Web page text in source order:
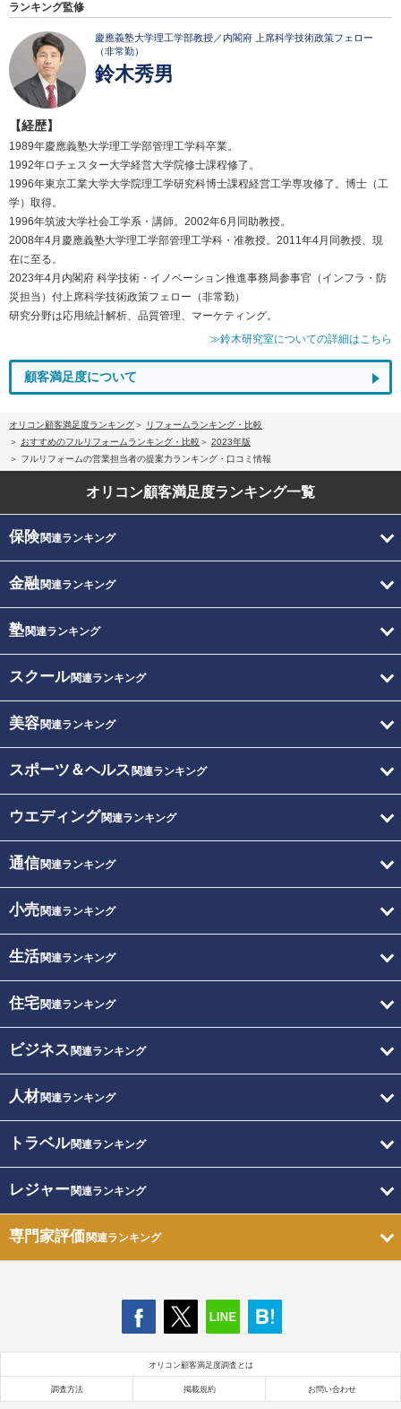
ランキング監修
慶應義塾大学理工学部教授／内閣府 上席科学技術政策フェロー
（非常勤）
鈴木秀男
【経歴】
1989年慶應義塾大学理工学部管理工学科卒業。
1992年ロチェスター大学経営大学院修士課程修了。
1996年東京工業大学大学院理工学研究科博士課程経営工学専攻修了。博士（工
学）取得。
1996年筑波大学社会工学系・講師。2002年6月同助教授。
2008年4月慶應義塾大学理工学部管理工学科・准教授。2011年4月同教授、現
在に至る。
2023年4月内閣府 科学技術・イノベーション推進事務局参事官（インフラ・防
災担当）付上席科学技術政策フェロー（非常勤）
研究分野は応用統計解析、品質管理、マーケティング。
≫鈴木研究室についての詳細はこちら
顧客満足度について
オリコン顧客満足度ランキング
リフォームランキング・比較
おすすめのフルリフォームランキング・比較
2023年版
フルリフォームの営業担当者の提案力ランキング・口コミ情報
オリコン顧客満足度ランキング一覧
保険関連ランキング
金融関連ランキング
塾関連ランキング
スクール関連ランキング
美容関連ランキング
スポーツ＆ヘルス 関連ランキング
ウエディング関連ランキング
通信関連ランキング
小売関連ランキング
生活関連ランキング
住宅関連ランキング
ビジネス 関連ランキング
人材関連ランキング
トラベル関連ランキング
レジャー関連ランキング
専門家評価関連ランキング
オリコン顧客満足度調査とは
調査方法 掲載規約 お問い合わせ